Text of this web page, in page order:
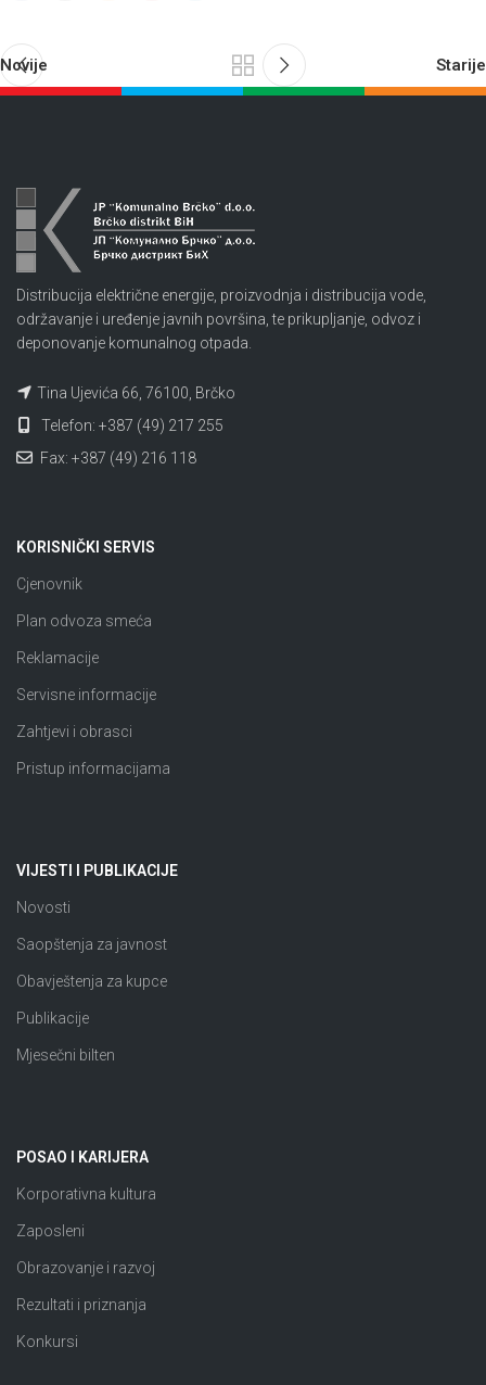
Novije Starije
Distribucija električne energije, proizvodnja i distribucija vode,
održavanje i uređenje javnih površina, te prikupljanje, odvoz i
deponovanje komunalnog otpada.
Tina Ujevića 66, 76100, Brčko
Telefon: +387 (49) 217 255
Fax: +387 (49) 216 118
KORISNIČKI SERVIS
Cjenovnik
Plan odvoza smeća
Reklamacije
Servisne informacije
Zahtjevi i obrasci
Pristup informacijama
VIJESTI I PUBLIKACIJE
Novosti
Saopštenja za javnost
Obavještenja za kupce
Publikacije
Mjesečni bilten
POSAO I KARIJERA
Korporativna kultura
Zaposleni
Obrazovanje i razvoj
Rezultati i priznanja
Konkursi